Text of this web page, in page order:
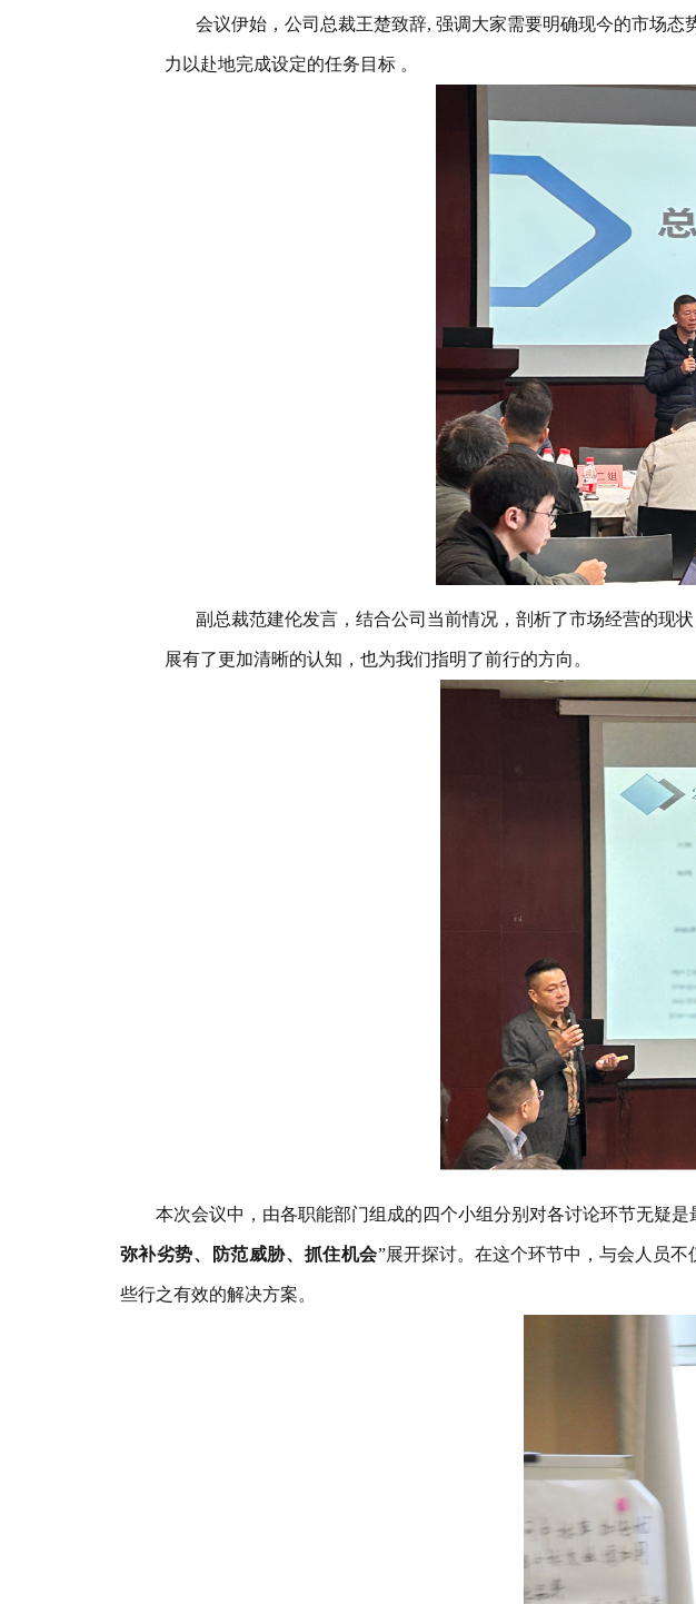
会议伊始，公司总裁王楚致辞, 强调大家需要明确现今的市场态
力以赴地完成设定的任务目标。
副总裁范建伦发言，结合公司当前情况，剖析了市场经营的现状
展有了更加清晰的认知，也为我们指明了前行的方向。
本次会议中， 由各职能部门组成的四个小组分别对各讨论环节无疑是
弥补劣势、防范威胁、抓住机会”展开探讨。 在这个环节中，与会人员不
些行之有效的解决方案。